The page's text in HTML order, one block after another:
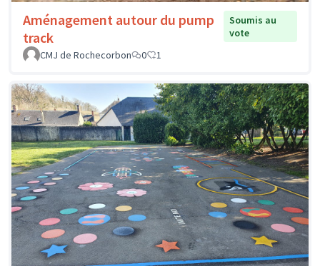
Aménagement autour du pump
track
Soumis au
vote
CMJ de Rochecorbon
0 1